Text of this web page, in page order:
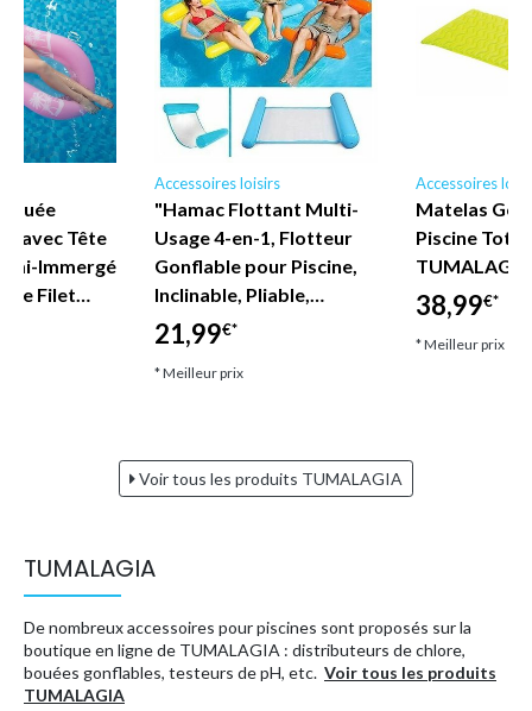
avec Tête
Immergé
Filet…
Accessoires loisirs
"Hamac Flottant Multi-
Usage 4-en-1, Flotteur
Gonflable pour Piscine,
Inclinable, Pliable,…
21,99€*
* Meilleur prix
Accessoires
Matelas
Piscine
TUMALAGIA
38,99€*
* Meilleur prix
Voir tous les produits TUMALAGIA
TUMALAGIA
De nombreux accessoires pour piscines sont proposés sur la
boutique en ligne de TUMALAGIA : distributeurs de chlore,
bouées gonflables, testeurs de pH, etc. Voir tous les produits
TUMALAGIA